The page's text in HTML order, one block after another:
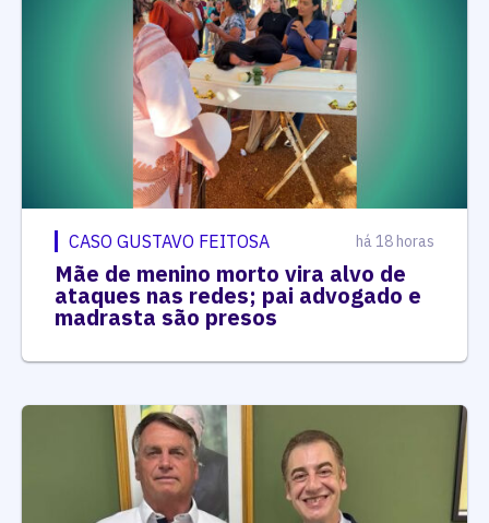
CASO GUSTAVO FEITOSA há 18 horas
Mãe de menino morto vira alvo de
ataques nas redes; pai advogado e
madrasta são presos